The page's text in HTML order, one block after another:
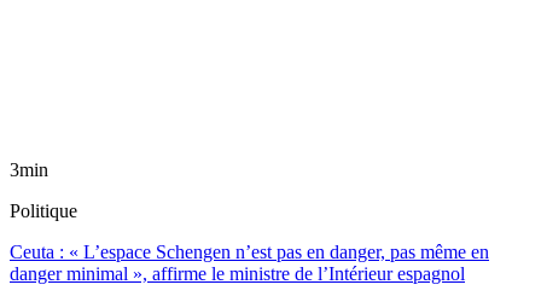
3min
Politique
Ceuta : « L’espace Schengen n’est pas en danger, pas même en
danger minimal », affirme le ministre de l’Intérieur espagnol